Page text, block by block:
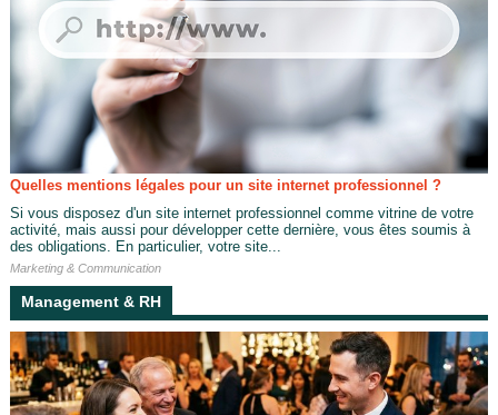
Quelles mentions légales pour un site internet professionnel ?
Si vous disposez d'un site internet professionnel comme vitrine de votre
activité, mais aussi pour développer cette dernière, vous êtes soumis à
des obligations. En particulier, votre site...
Marketing & Communication
Management & RH